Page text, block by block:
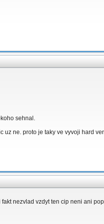
sehnal.
uz ne. proto je taky ve vyvoji hard
nezvlad vzdyt ten cip neni ani